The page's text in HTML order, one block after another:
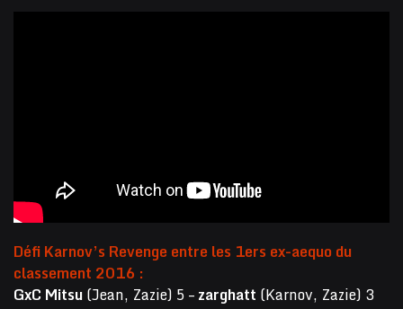
Défi Karnov’s Revenge entre les 1ers ex-aequo du
classement 2016 :
GxC Mitsu(Jean, Zazie) 5 –zarghatt (Karnov, Zazie) 3